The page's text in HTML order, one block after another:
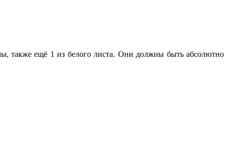
также ещё 1 из белого листа. Они должны быть абсолютно